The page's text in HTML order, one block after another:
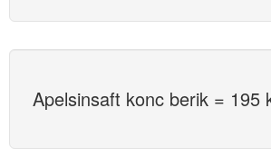
Apelsinsaft konc berik = 195